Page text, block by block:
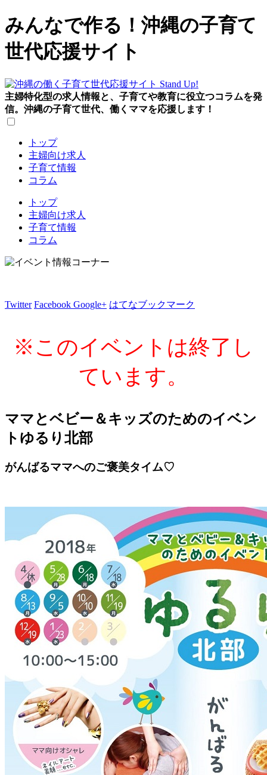
みんなで作る！沖縄の子育て
世代応援サイト
主婦特化型の求人情報と、子育てや教育に役立つコラムを発
信。沖縄の子育て世代、働くママを応援します！
トップ
主婦向け求人
子育て情報
コラム
トップ
主婦向け求人
子育て情報
コラム
Twitter Facebook Google+ はてなブックマーク
※このイベントは終了し
ています。
ママとベビー＆キッズのためのイベン
トゆるり北部
がんばるママへのご褒美タイム♡